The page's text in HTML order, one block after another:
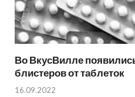
Во ВкусВилле
блистеров от таблеток
16.09.2022